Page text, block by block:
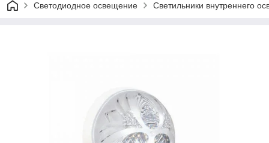
Светодиодное освещение Светильники внутреннего